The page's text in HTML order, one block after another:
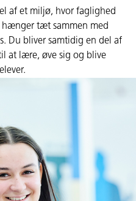
af et miljø, hvor faglighed
hænger tæt sammen med
Du bliver samtidig en del af
at lære, øve sig og blive